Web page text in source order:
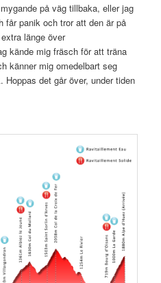
på väg tillbaka, eller jag
får panik och tror att den är på
länge över
kände mig fräsch för att träna
känner mig omedelbart seg
det går över, under tiden